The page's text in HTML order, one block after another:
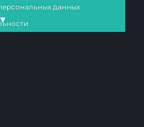
▼
данных